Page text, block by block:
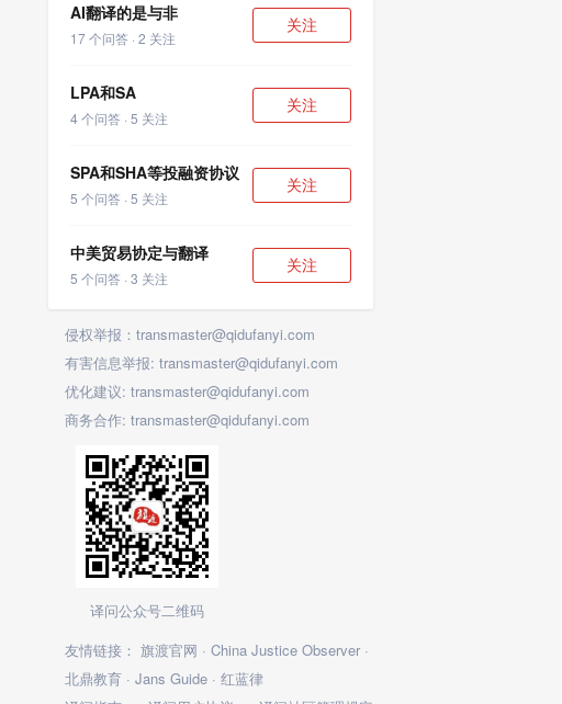
AI翻译的是与非
17 个问答 · 2 关注
关注
LPA和SA
4 个问答 · 5 关注
关注
SPA和SHA等投融资协议
5 个问答 · 5 关注
关注
中美贸易协定与翻译
5 个问答 · 3 关注
关注
侵权举报：transmaster@qidufanyi.com
有害信息举报: transmaster@qidufanyi.com
优化建议: transmaster@qidufanyi.com
商务合作: transmaster@qidufanyi.com
译问公众号二维码
友情链接： 旗渡官网 · China Justice Observer ·
北鼎教育 · Jans Guide · 红蓝律